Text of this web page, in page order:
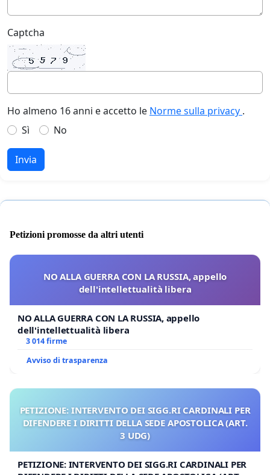
Captcha
Ho almeno 16 anni e accetto le Norme sulla privacy .
Sì
No
Invia
Petizioni promosse da altri utenti
NO ALLA GUERRA CON LA RUSSIA, appello
dell'intellettualità libera
NO ALLA GUERRA CON LA RUSSIA, appello
dell'intellettualità libera
3 014 firme
Avviso di trasparenza
PETIZIONE: INTERVENTO DEI SIGG.RI CARDINALI PER
DIFENDERE I DIRITTI DELLA SEDE APOSTOLICA (ART.
3 UDG)
PETIZIONE: INTERVENTO DEI SIGG.RI CARDINALI PER